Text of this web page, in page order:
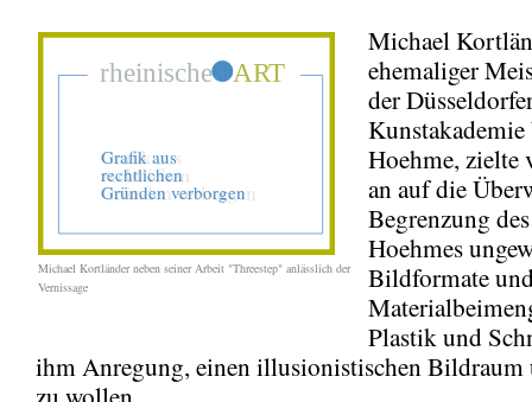
Michael Kortländer neben seiner Arbeit "Threestep" anlässlich der
Vernissage
Michael
ehemaliger
der
Hoehme, zielte
an auf die
Begrenzung
Hoehmes
Bildformate
Plastik und
ihm Anregung, einen illusionistischen Bildraum